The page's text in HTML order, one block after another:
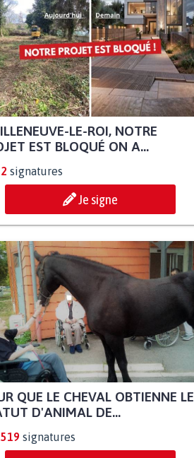
LE-ROI, NOTRE
EST BLOQUÉ ON A...
signatures
Je signe
QUE LE CHEVAL OBTIENNE LE
D'ANIMAL DE...
signatures